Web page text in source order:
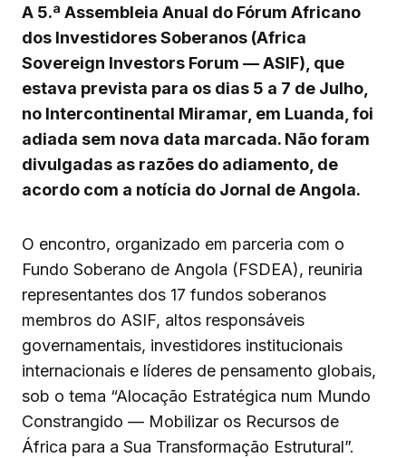
A 5.ª Assembleia Anual do Fórum Africano
dos Investidores Soberanos (Africa
Sovereign Investors Forum — ASIF), que
estava prevista para os dias 5 a 7 de Julho,
no Intercontinental Miramar, em Luanda, foi
adiada sem nova data marcada. Não foram
divulgadas as razões do adiamento, de
acordo com a notícia do Jornal de Angola.
O encontro, organizado em parceria com o
Fundo Soberano de Angola (FSDEA), reuniria
representantes dos 17 fundos soberanos
membros do ASIF, altos responsáveis
governamentais, investidores institucionais
internacionais e líderes de pensamento globais,
sob o tema “Alocação Estratégica num Mundo
Constrangido — Mobilizar os Recursos de
África para a Sua Transformação Estrutural”.